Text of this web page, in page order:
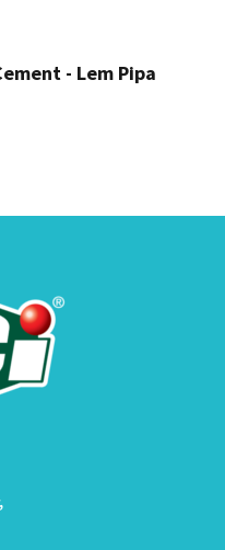
- Lem Pipa